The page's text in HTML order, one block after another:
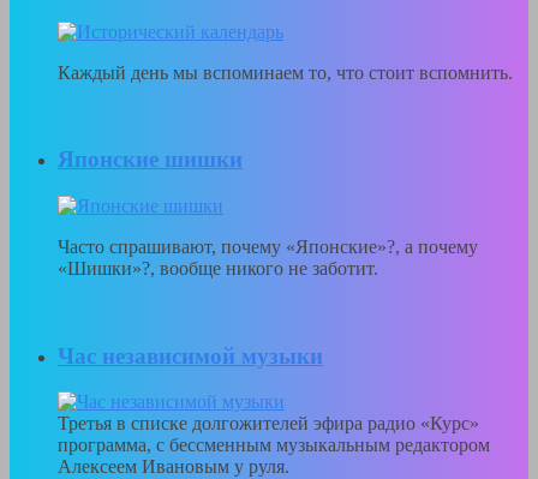
Каждый день мы вспоминаем то, что стоит вспомнить.
Японскиe шишки
Часто спрашивают, почему «Японские»?, а почему
«Шишки»?, вообще никого не заботит.
Час независимой музыки
Третья в списке долгожителей эфира радио «Курс»
программа, с бессменным музыкальным редактором
Алексеем Ивановым у руля.